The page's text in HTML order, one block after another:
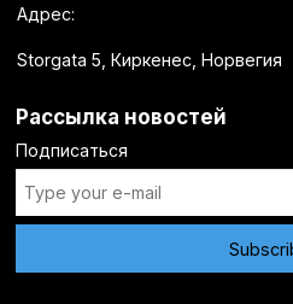
Адрес:
Storgata 5, Киркенес, Норвегия
Рассылка новостей
Подписаться